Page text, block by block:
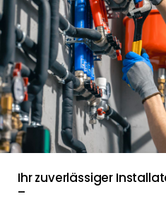
Ihr zuverlässiger
–